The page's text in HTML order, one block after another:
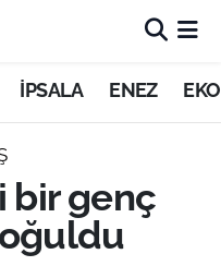
İPSALA ENEZ
bir genç